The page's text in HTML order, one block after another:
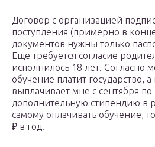
Договор с организацией
поступления (примерно в
документов нужны только
Ещё требуется согласие
исполнилось 18 лет. Согласно
обучение платит государство,
выплачивает мне с сентября
дополнительную стипендию в
самому оплачивать обучение,
₽ в год.